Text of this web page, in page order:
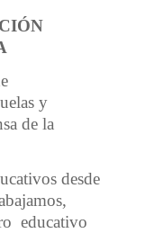
y
de la
desde
educativo